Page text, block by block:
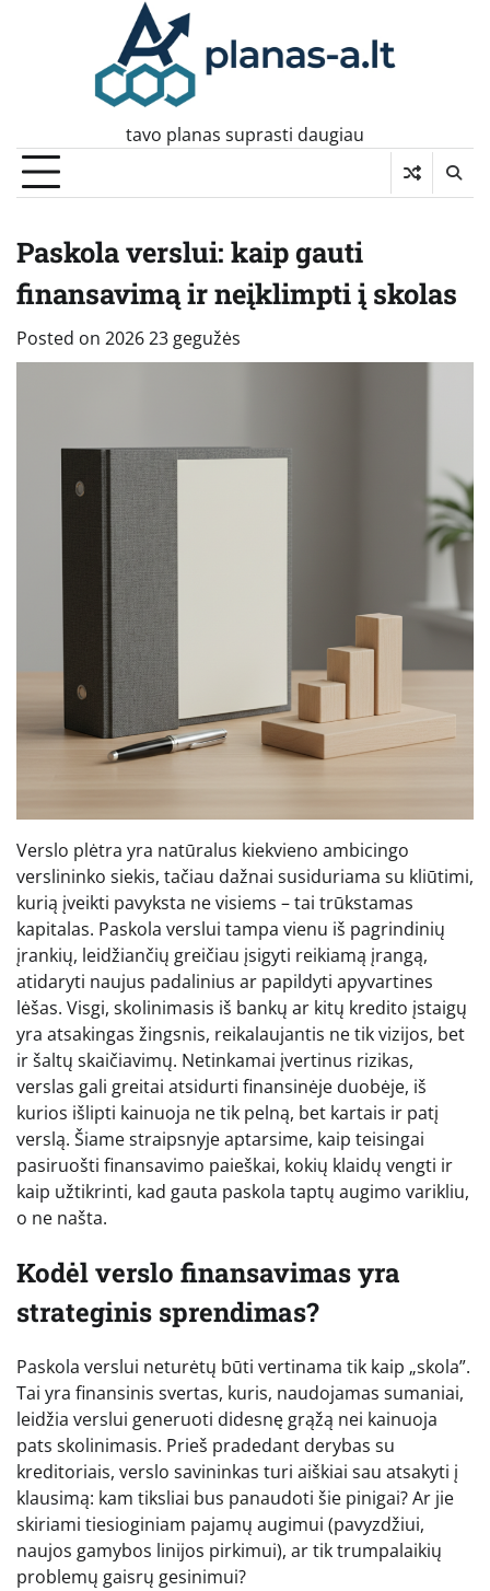
tavo planas suprasti daugiau
Paskola verslui: kaip gauti
finansavimą ir neįklimpti į skolas
Posted on 2026 23 gegužės
Verslo plėtra yra natūralus kiekvieno ambicingo
verslininko siekis, tačiau dažnai susiduriama su kliūtimi,
kurią įveikti pavyksta ne visiems – tai trūkstamas
kapitalas. Paskola verslui tampa vienu iš pagrindinių
įrankių, leidžiančių greičiau įsigyti reikiamą įrangą,
atidaryti naujus padalinius ar papildyti apyvartines
lėšas. Visgi, skolinimasis iš bankų ar kitų kredito įstaigų
yra atsakingas žingsnis, reikalaujantis ne tik vizijos, bet
ir šaltų skaičiavimų. Netinkamai įvertinus rizikas,
verslas gali greitai atsidurti finansinėje duobėje, iš
kurios išlipti kainuoja ne tik pelną, bet kartais ir patį
verslą. Šiame straipsnyje aptarsime, kaip teisingai
pasiruošti finansavimo paieškai, kokių klaidų vengti ir
kaip užtikrinti, kad gauta paskola taptų augimo varikliu,
o ne našta.
Kodėl verslo finansavimas yra
strateginis sprendimas?
Paskola verslui neturėtų būti vertinama tik kaip „skola”.
Tai yra finansinis svertas, kuris, naudojamas sumaniai,
leidžia verslui generuoti didesnę grąžą nei kainuoja
pats skolinimasis. Prieš pradedant derybas su
kreditoriais, verslo savininkas turi aiškiai sau atsakyti į
klausimą: kam tiksliai bus panaudoti šie pinigai? Ar jie
skiriami tiesioginiam pajamų augimui (pavyzdžiui,
naujos gamybos linijos pirkimui), ar tik trumpalaikių
problemų gaisrų gesinimui?